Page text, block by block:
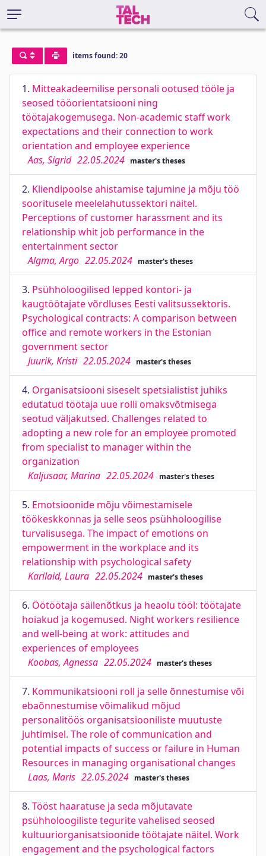
items found: 20
1. Mitteakadeemilise personali ootused tööle ja
seosed tööorientatsiooni ning
töötajakogemusega. Non-academic staff work
expectations and their connection to work
orientation and employee experience
Aas, Sigrid 22.05.2024 master's theses
2. Kliendipoolse ahistamise tajumine ja mõju töö
sooritusele meelelahutussektori näitel.
Perceptions of customer harassment and its
relationship whit job performance in the
entertainment sector
Algma, Argo 22.05.2024 master's theses
3. Psühholoogilised lepped kontori- ja
kaugtöötajate võrdluses Eesti valitsussektoris.
Psychological contracts: A comparison between
office and remote workers in the Estonian
government sector
Juurik, Kristi 22.05.2024 master's theses
4. Organisatsiooni siseselt spetsialistist juhiks
edutatud töötaja uue rolli omaksvõtmisega
seotud väljakutsed. Challenges related to
adopting a new role for an employee promoted
from specialist to manager within the
organization
Kaljusaar, Marina 22.05.2024 master's theses
5. Emotsioonide mõju võimestamisele
töökeskkonnas ja selle seos psühholoogilise
turvalisusega. The impact of emotions on
empowerment in the workplace and its
relationship with psychological safety
Karilaid, Laura 22.05.2024 master's theses
6. Öötöötaja säilenõtkus ja heaolu tööl: töötajate
hoiakud ja kogemused. Night workers resilience
and well-being at work: attitudes and
experiences of employees
Koobas, Agnessa 22.05.2024 master's theses
7. Kommunikatsiooni roll ja selle õnnestumise või
ebaõnnestumise võimalikud mõjud
personalitöös organisatsiooniliste muutuste
juhtimisel. The role of communication and
potential impacts of success or failure in Human
Resources in managing organisational changes
Laas, Maris 22.05.2024 master's theses
8. Tööst haaratuse ja seda mõjutavate
psühholoogiliste tegurite vahelised seosed
kultuuriorganisatsioonide töötajate näitel. Work
engagement and the psychological factors